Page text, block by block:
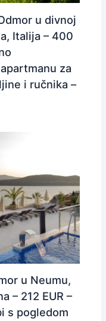
u divnoj
Italija – 400
za
i ručnika –
u Neumu,
– 212 EUR –
s pogledom